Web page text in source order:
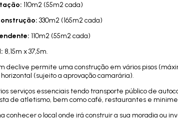
110m2 (55m2 cada)
330m2 (165m2 cada)
110m2 (55m2 cada)
8,15m x 37,5m.
declive permite uma construção em vários pisos
(sujeito a aprovação camarária).
serviços essenciais tendo transporte público de
de atletismo, bem como café, restaurantes e
conhecer o local onde irá construir a sua moradia ou